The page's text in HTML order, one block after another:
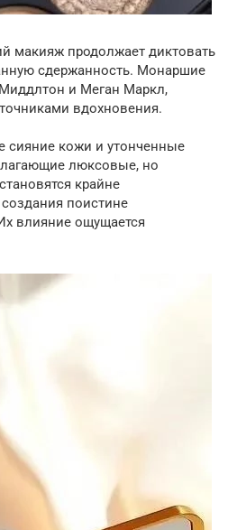
макияж продолжает диктовать
сдержанность. Монаршие
и Меган Маркл,
вдохновения.
сияние кожи и утонченные
люксовые, но
крайне
поистине
влияние ощущается